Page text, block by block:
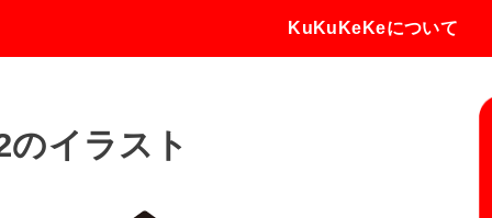
KuKuKeKeについて
イラスト